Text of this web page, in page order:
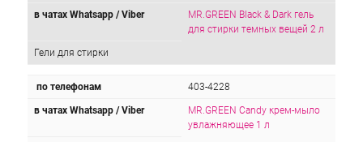
в чатах Whatsapp / Viber
MR.GREEN Black & Dark гель
для стирки темных вещей 2 л
Гели для стирки
по телефонам 403-4228
в чатах Whatsapp / Viber
MR.GREEN Candy крем-мыло
увлажняющее 1 л